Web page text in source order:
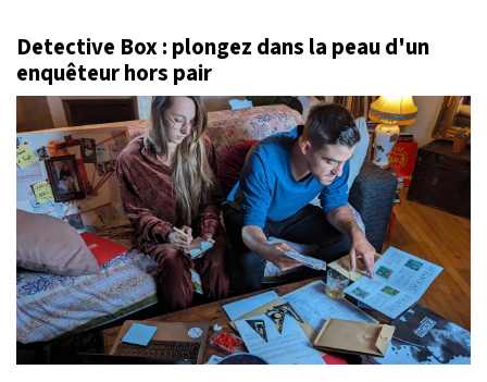
Detective Box : plongez dans la peau d'un
enquêteur hors pair